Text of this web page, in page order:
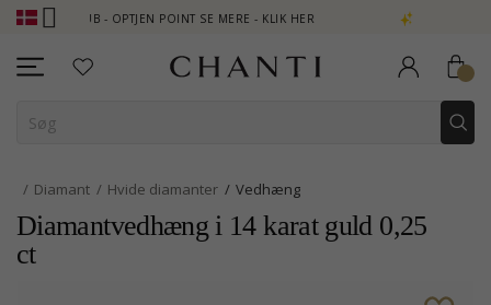
- OPTJEN POINT SE MERE - KLIK HER NEW COLLECTION |
Diamant Hvide diamanter Vedhæng
Diamantvedhæng i 14 karat guld 0,25
ct